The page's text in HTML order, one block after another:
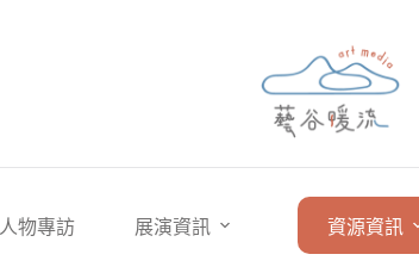
人物專訪 展演資訊 資源資訊